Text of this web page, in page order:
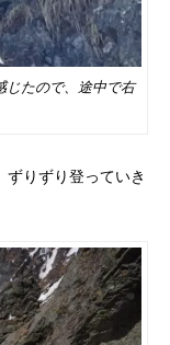
じたので、途中で右
りずり登っていき